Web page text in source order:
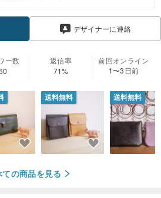
デザイナーに連絡
ー数
返信率
71%
前回オンライン
1〜3日前
送料無料 送料無料
ての商品を見る